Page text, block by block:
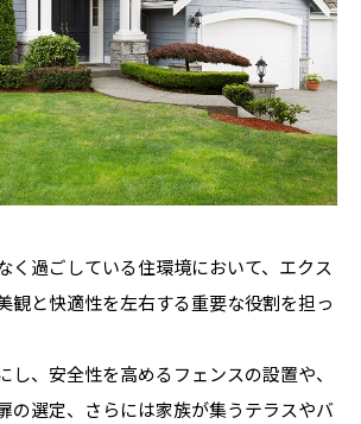
く過ごしている住環境において、エクス
観と快適性を左右する重要な役割を担っ
し、安全性を高めるフェンスの設置や、
の選定、さらには家族が集うテラスやバ